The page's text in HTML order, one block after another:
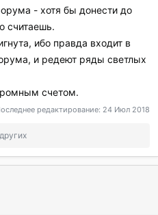
- хотя бы донести до
считаешь.
ибо правда входит в
и редеют ряды светлых
счетом.
редактирование: 24 Июл 2018